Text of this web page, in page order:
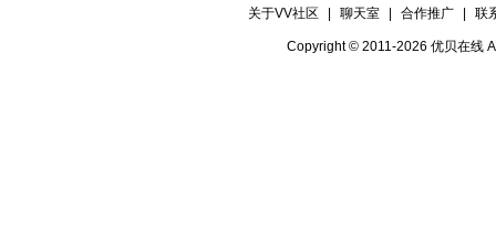
关于VV社区 聊天室 合作推广 联
Copyright © 2011-2026 优贝在线